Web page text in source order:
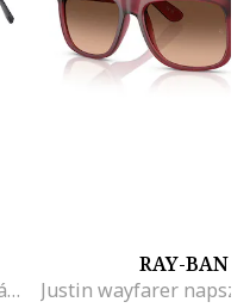
Aviator napszemüveg polarizált lencsékkel
RAY-BAN